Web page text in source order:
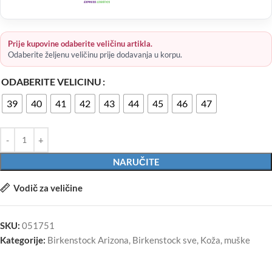
Prije kupovine odaberite veličinu artikla.
Odaberite željenu veličinu prije dodavanja u korpu.
ODABERITE VELICINU
39
40 41 42 43 44 45 46 47
NARUČITE
Vodič za veličine
SKU: 051751
Kategorije: Birkenstock Arizona, Birkenstock sve, Koža, muške